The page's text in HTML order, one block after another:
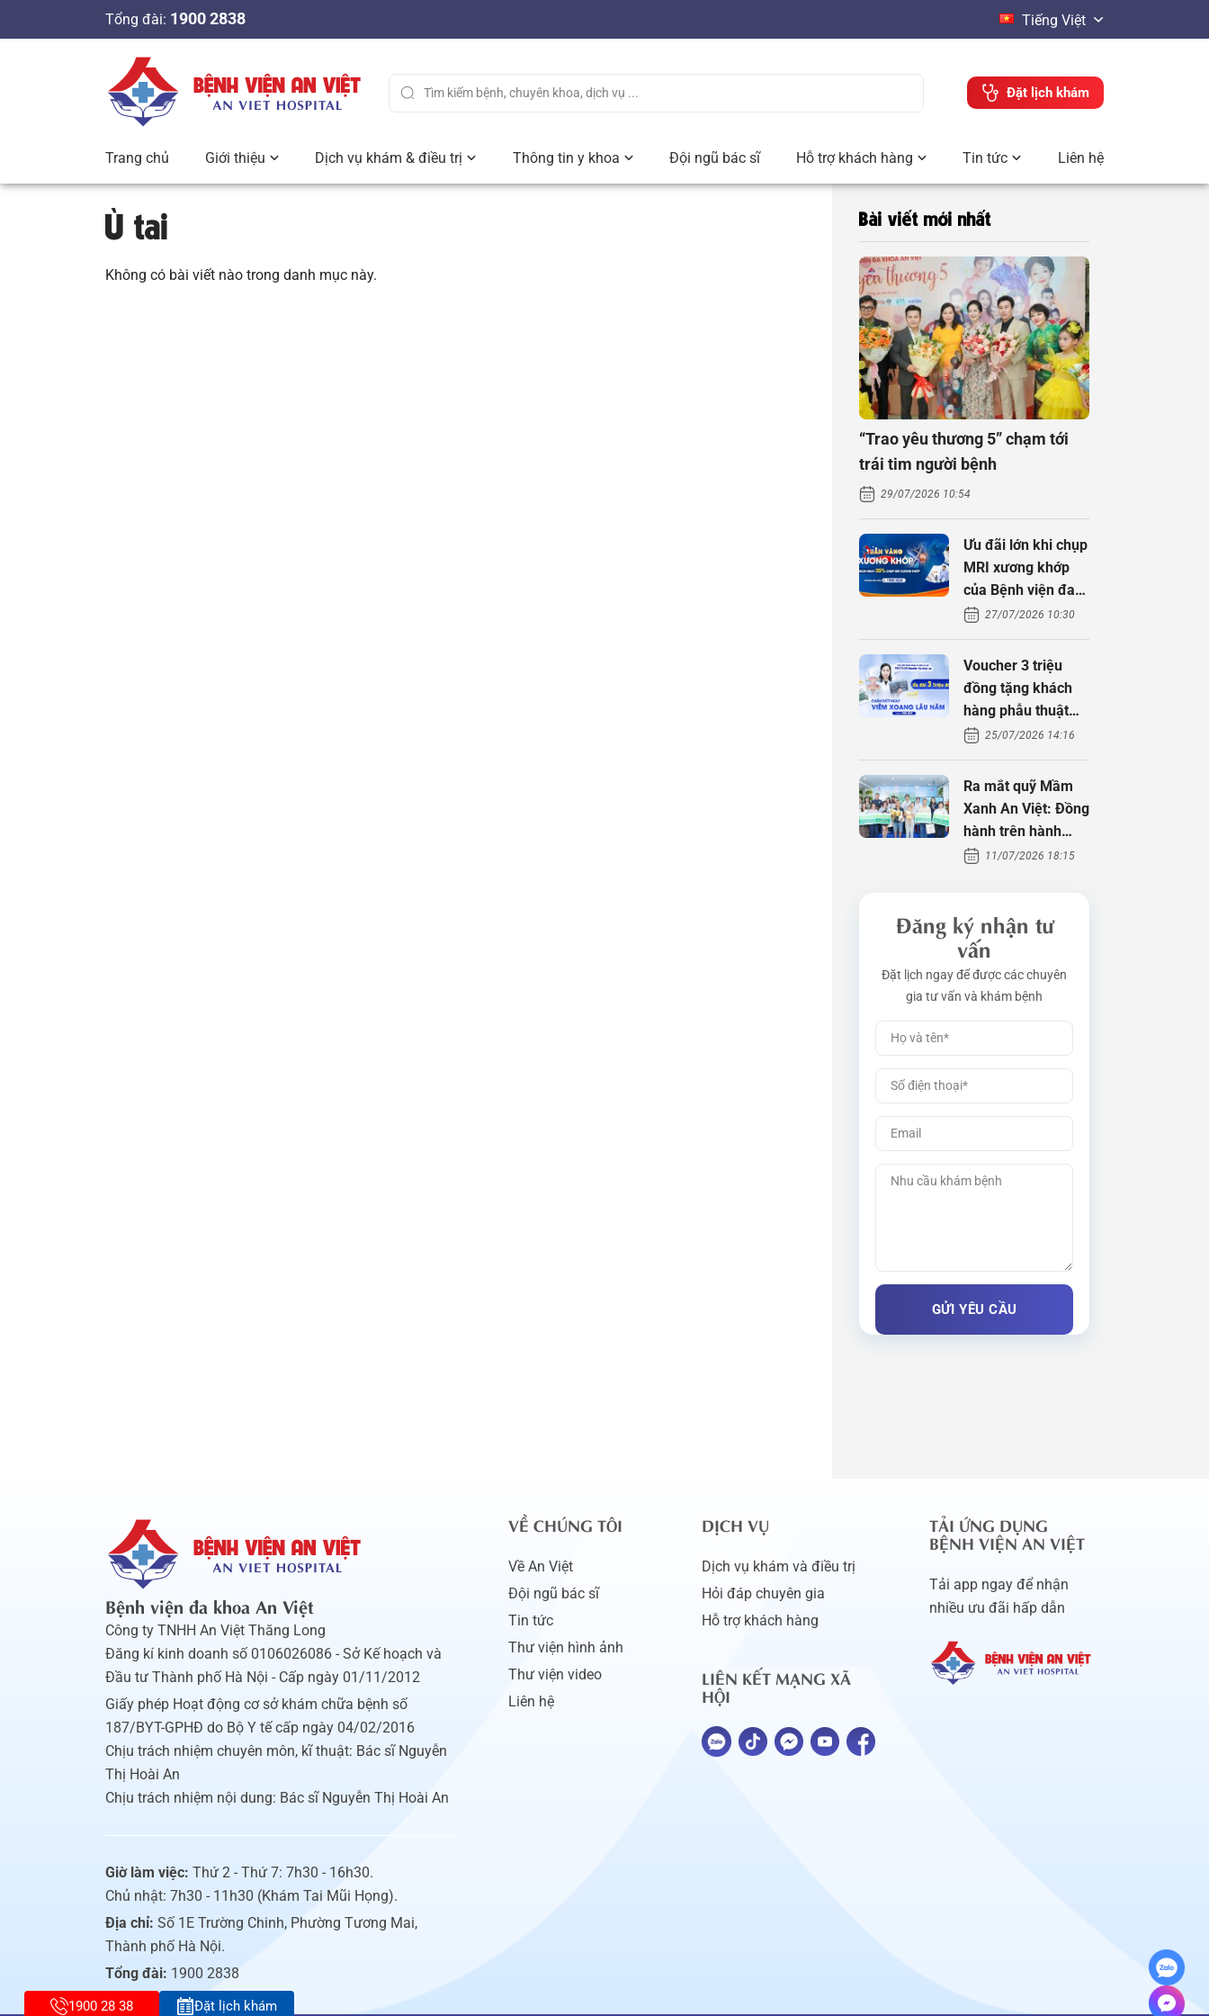
n
Tổng đài: 1900 2838 Tiếng Việt
Đặt lịch khám
Trang chủ Giới thiệu Dịch vụ khám & điều trị Thông tin y khoa Đội ngũ bác sĩ Hỗ trợ khách hàng Tin tức Liên hệ
Ù tai
Không có bài viết nào trong danh mục này.
Bài viết mới nhất
“Trao yêu thương 5” chạm tới
trái tim người bệnh
29/07/2026 10:54
Ưu đãi lớn khi chụp
MRI xương khớp
của Bệnh viện đa
khoa An Việt
27/07/2026 10:30
Voucher 3 triệu
đồng tặng khách
hàng phẫu thuật
xoang cùng PGS.
TS Nguyễn Thị
Hoài An
25/07/2026 14:16
Ra mắt quỹ Mầm
Xanh An Việt: Đồng
hành trên hành
trình tìm con
11/07/2026 18:15
Đăng ký nhận tư
vấn
Đặt lịch ngay để được các chuyên
gia tư vấn và khám bệnh
Bệnh viện đa khoa An Việt
Công ty TNHH An Việt Thăng Long
Đăng kí kinh doanh số 0106026086 - Sở Kế hoạch và
Đầu tư Thành phố Hà Nội - Cấp ngày 01/11/2012
Giấy phép Hoạt động cơ sở khám chữa bệnh số
187/BYT-GPHĐ do Bộ Y tế cấp ngày 04/02/2016
Chịu trách nhiệm chuyên môn, kĩ thuật: Bác sĩ Nguyễn
Thị Hoài An
Chịu trách nhiệm nội dung: Bác sĩ Nguyễn Thị Hoài An
Giờ làm việc: Thứ 2 - Thứ 7: 7h30 - 16h30.
Chủ nhật: 7h30 - 11h30 (Khám Tai Mũi Họng).
Địa chỉ: Số 1E Trường Chinh, Phường Tương Mai,
Thành phố Hà Nội.
Tổng đài: 1900 2838
VỀ CHÚNG TÔI
Về An Việt
Đội ngũ bác sĩ
Tin tức
Thư viện hình ảnh
Thư viện video
Liên hệ
DỊCH VỤ
Dịch vụ khám và điều trị
Hỏi đáp chuyên gia
Hỗ trợ khách hàng
LIÊN KẾT MẠNG XÃ
HỘI
TẢI ỨNG DỤNG
BỆNH VIỆN AN VIỆT
Tải app ngay để nhận
nhiều ưu đãi hấp dẫn
1900 28 38 Đặt lịch khám